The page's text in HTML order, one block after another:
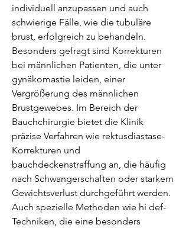
individuell anzupassen und auch
schwierige Fälle, wie die tubuläre
brust, erfolgreich zu behandeln.
Besonders gefragt sind Korrekturen
bei männlichen Patienten, die unter
gynäkomastie leiden, einer
Vergrößerung des männlichen
Brustgewebes. Im Bereich der
Bauchchirurgie bietet die Klinik
präzise Verfahren wie rektusdiastase-
Korrekturen und
bauchdeckenstraffung an, die häufig
nach Schwangerschaften oder starkem
Gewichtsverlust durchgeführt werden.
Auch spezielle Methoden wie hi def-
Techniken, die eine besonders